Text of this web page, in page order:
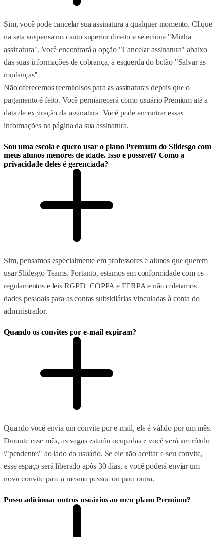
Sim, você pode cancelar sua assinatura a qualquer momento. Clique
na seta suspensa no canto superior direito e selecione "Minha
assinatura". Você encontrará a opção "Cancelar assinatura" abaixo
das suas informações de cobrança, à esquerda do botão "Salvar as
mudanças".
Não oferecemos reembolsos para as assinaturas depois que o
pagamento é feito. Você permanecerá como usuário Premium até a
data de expiração da assinatura. Você pode encontrar essas
informações na página da sua assinatura.
Sou uma escola e quero usar o plano Premium do Slidesgo com
meus alunos menores de idade. Isso é possível? Como a
privacidade deles é gerenciada?
Sim, pensamos especialmente em professores e alunos que querem
usar Slidesgo Teams. Portanto, estamos em conformidade com os
regulamentos e leis RGPD, COPPA e FERPA e não coletamos
dados pessoais para as contas subsidiárias vinculadas à conta do
administrador.
Quando os convites por e-mail expiram?
Quando você envia um convite por e-mail, ele é válido por um mês.
Durante esse mês, as vagas estarão ocupadas e você verá um rótulo
\"pendente\" ao lado do usuário. Se ele não aceitar o seu convite,
esse espaço será liberado após 30 dias, e você poderá enviar um
novo convite para a mesma pessoa ou para outra.
Posso adicionar outros usuários ao meu plano Premium?